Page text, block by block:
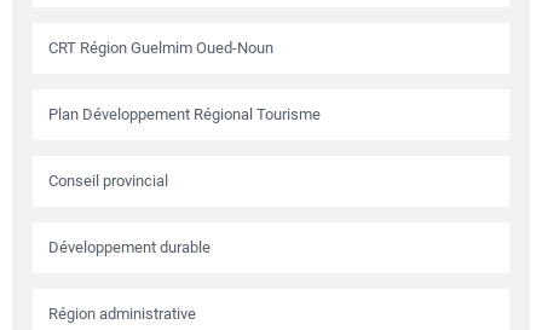
CRT Région Guelmim Oued-Noun
Plan Développement Régional Tourisme
Conseil provincial
Développement durable
Région administrative